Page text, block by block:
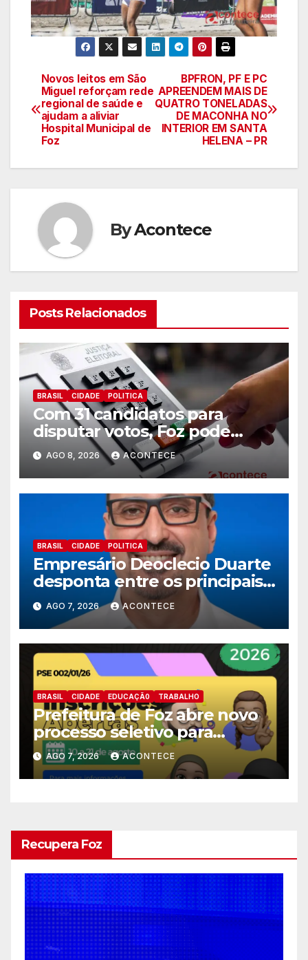
Navegação
de
artigos
BPFRON, PF E PC
APREENDEM MAIS DE
QUATRO TONELADAS
DE MACONHA NO
INTERIOR EM SANTA
HELENA – PR
Novos leitos em São
Miguel reforçam rede
regional de saúde e
ajudam a aliviar
Hospital Municipal de
Foz
ByAcontece
Posts Relacionados
BRASIL CIDADE POLITICA
Com 31 candidatos para
disputar votos, Foz pode
perder representatividade
AGO 8, 2026 ACONTECE
BRASIL CIDADE POLITICA
Empresário Deoclecio Duarte
desponta entre os principais
nomes do União Brasil para
deputado estadual
AGO 7, 2026 ACONTECE
BRASIL CIDADE EDUCAÇÃ0 TRABALHO
Prefeitura de Foz abre novo
processo seletivo para
estagiários
AGO 7, 2026 ACONTECE
Recupera Foz